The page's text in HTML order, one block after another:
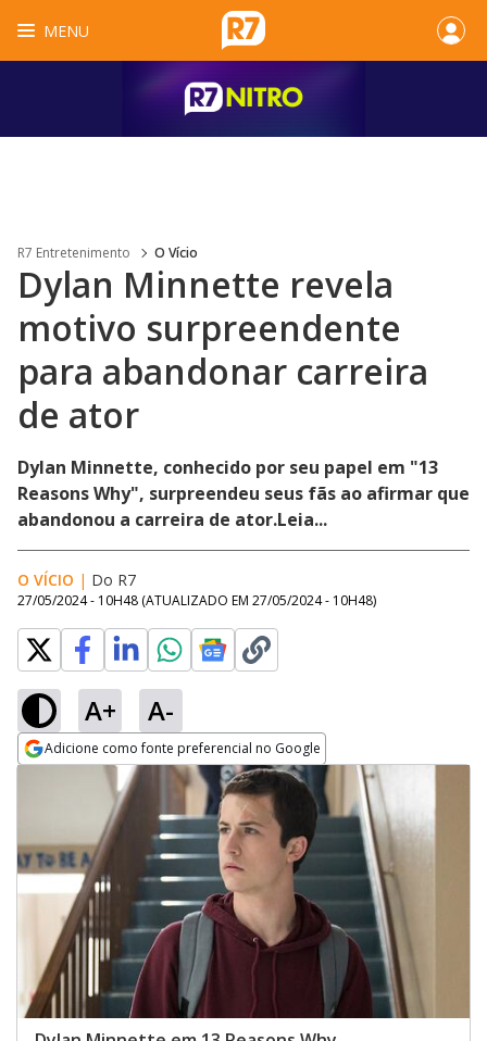
MENU
R7 Entretenimento O Vício
Dylan Minnette revela
motivo surpreendente
para abandonar carreira
de ator
Dylan Minnette, conhecido por seu papel em "13
Reasons Why", surpreendeu seus fãs ao afirmar que
abandonou a carreira de ator.Leia...
O VÍCIO | Do R7
27/05/2024 - 10H48 (ATUALIZADO EM 27/05/2024 - 10H48)
A+ A-
Adicione como fonte preferencial no Google
Opens in new window